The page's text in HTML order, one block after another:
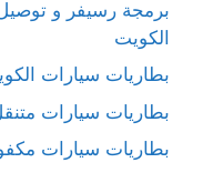
الكويت
بطاريات سيارات
بطاريات سيارات
بطاريات سيارات